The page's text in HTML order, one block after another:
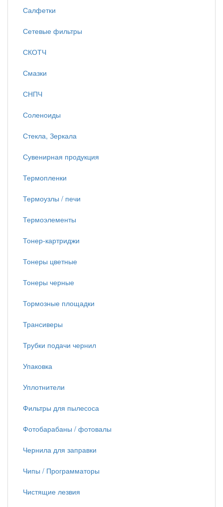
Салфетки
Сетевые фильтры
СКОТЧ
Смазки
СНПЧ
Соленоиды
Стекла, Зеркала
Сувенирная продукция
Термопленки
Термоузлы / печи
Термоэлементы
Тонер-картриджи
Тонеры цветные
Тонеры черные
Тормозные площадки
Трансиверы
Трубки подачи чернил
Упаковка
Уплотнители
Фильтры для пылесоса
Фотобарабаны / фотовалы
Чернила для заправки
Чипы / Программаторы
Чистящие лезвия